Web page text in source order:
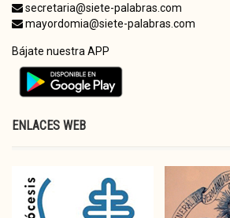
secretaria@siete-palabras.com
mayordomia@siete-palabras.com
Bájate nuestra APP
ENLACES WEB